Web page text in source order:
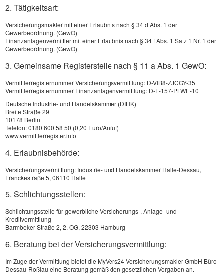
nur angezeigt werden,
wenn Sie Drittanbieter-
Cookies für Karten-
Einbindungen erlauben.
Sie können Ihre
widerrufen. Nähere
Informationen finden Sie
Datenschutzerklärung
erlauben
nur Cookies für
Karten-
Einbindungen
erlauben
2. Tätigkeitsart:
Versicherungsmakler mit einer Erlaubnis nach § 34 d Abs. 1 der
Gewerbeordnung. (GewO)
Finanzanlagenvermittler mit einer Erlaubnis nach § 34 f Abs. 1 Satz 1 Nr. 1 der
Gewerbeordnung. (GewO)
3. Gemeinsame Registerstelle nach § 11 a Abs. 1 GewO:
Vermittlerregisternummer Versicherungsvermittlung: D-VIB8-ZJCGY-35
Vermittlerregisternummer Finanzanlagenvermittlung: D-F-157-PLWE-10
Deutsche Industrie- und Handelskammer (DIHK)
Breite Straße 29
10178 Berlin
Telefon: 0180 600 58 50 (0,20 Euro/Anruf)
www.vermittlerregister.info
4. Erlaubnisbehörde:
Versicherungsvermittlung: Industrie- und Handelskammer Halle-Dessau,
Franckestraße 5, 06110 Halle
5. Schlichtungsstellen:
Schlichtungsstelle für gewerbliche Versicherungs-, Anlage- und
Kreditvermittlung
Barmbeker Straße 2, 2. OG, 22303 Hamburg
6. Beratung bei der Versicherungsvermittlung:
Im Zuge der Vermittlung bietet die MyVers24 Versicherungsmakler GmbH Büro
Dessau-Roßlau eine Beratung gemäß den gesetzlichen Vorgaben an.